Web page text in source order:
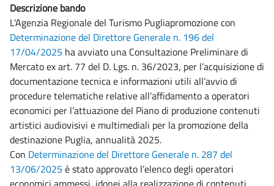
Descrizione bando
L'Agenzia Regionale del Turismo Pugliapromozione con
Determinazione del Direttore Generale n. 196 del
17/04/2025 ha avviato una Consultazione Preliminare di
Mercato ex art. 77 del D. Lgs. n. 36/2023, per l’acquisizione di
documentazione tecnica e informazioni utili all’avvio di
procedure telematiche relative all’affidamento a operatori
economici per l’attuazione del Piano di produzione contenuti
artistici audiovisivi e multimediali per la promozione della
destinazione Puglia, annualità 2025.
Con Determinazione del Direttore Generale n. 287 del
13/06/2025 è stato approvato l’elenco degli operatori